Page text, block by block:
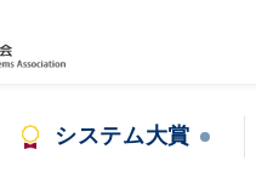
システム大賞